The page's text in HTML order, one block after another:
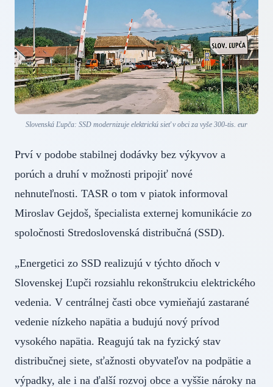
Slovenská Ľupča: SSD modernizuje elektrickú sieť v obci za vyše 300-tis. eur
Prví v podobe stabilnej dodávky bez výkyvov a
porúch a druhí v možnosti pripojiť nové
nehnuteľnosti. TASR o tom v piatok informoval
Miroslav Gejdoš, špecialista externej komunikácie zo
spoločnosti Stredoslovenská distribučná (SSD).
„Energetici zo SSD realizujú v týchto dňoch v
Slovenskej Ľupči rozsiahlu rekonštrukciu elektrického
vedenia. V centrálnej časti obce vymieňajú zastarané
vedenie nízkeho napätia a budujú nový prívod
vysokého napätia. Reagujú tak na fyzický stav
distribučnej siete, sťažnosti obyvateľov na podpätie a
výpadky, ale i na ďalší rozvoj obce a vyššie nároky na